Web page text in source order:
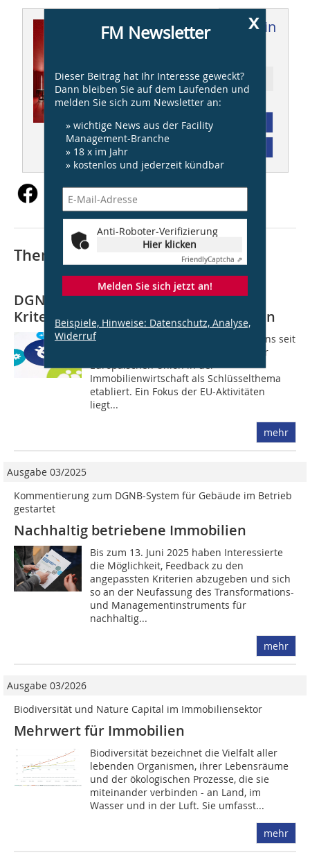
Dieser Artikel erschien in
Ressort: Nachhaltigkeit
Abonnement
x
FM Newsletter
Dieser Beitrag hat Ihr Interesse geweckt?
Dann bleiben Sie auf dem Laufenden und
melden Sie sich zum Newsletter an:
» wichtige News aus der Facility
Management-Branche
» 18 x im Jahr
» kostenlos und jederzeit kündbar
Anti-Roboter-Verifizierung
Hier klicken
FriendlyCaptcha ⇗
Melden Sie sich jetzt an!
Beispiele, Hinweise: Datenschutz, Analyse,
Widerruf
Thematisch passende Artikel:
DGNB: Studie zur Anwendbarkeit von
Kriterien für nachhaltige Investitionen
Sustainable Finance hat sich spätestens seit
der Ankündigung des Green Deals der
Europäischen Union in der
Immobilienwirtschaft als Schlüsselthema
etabliert. Ein Fokus der EU-Aktivitäten
liegt...
mehr
Ausgabe 03/2025
Kommentierung zum DGNB-System für Gebäude im Betrieb
gestartet
Nachhaltig betriebene Immobilien
Bis zum 13. Juni 2025 haben Interessierte
die Möglichkeit, Feedback zu den
angepassten Kriterien abzugeben und sich
so an der Neufassung des Transformations-
und Managementinstruments für
nachhaltig...
mehr
Ausgabe 03/2026
Biodiversität und Nature Capital im Immobiliensektor
Mehrwert für Immobilien
Biodiversität bezeichnet die Vielfalt aller
lebenden Organismen, ihrer Lebensräume
und der ökologischen Prozesse, die sie
miteinander verbinden - an Land, im
Wasser und in der Luft. Sie umfasst...
mehr